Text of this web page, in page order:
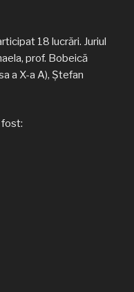
18 lucrări. Juriul
prof. Bobeică
a X-a A), Ștefan
fost: